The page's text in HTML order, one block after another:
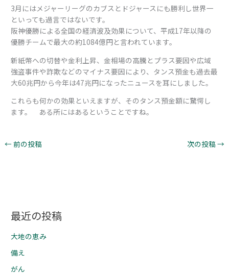
3月にはメジャーリーグのカブスとドジャースにも勝利し世界一
といっても過言ではないです。
阪神優勝による全国の経済波及効果について、平成17年以降の
優勝チームで最大の約1084億円と言われています。
新紙幣への切替や金利上昇、金相場の高騰とプラス要因や広域
強盗事件や詐欺などのマイナス要因により、タンス預金も過去最
大60兆円から今年は47兆円になったニュースを耳にしました。
これらも何かの効果といえますが、そのタンス預金額に驚愕し
ます。 ある所にはあるということですね。
←前の投稿 次の投稿 →
最近の投稿
大地の恵み
備え
がん